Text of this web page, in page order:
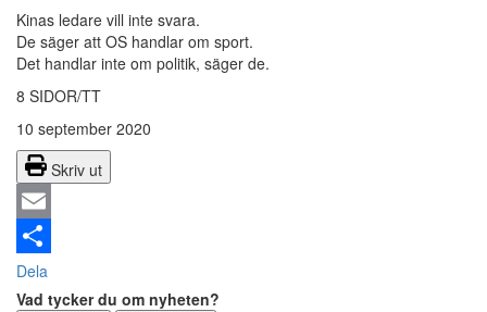
Kinas ledare vill inte svara.
De säger att OS handlar om sport.
Det handlar inte om politik, säger de.
8 SIDOR/TT
10 september 2020
Skriv ut
Email
Dela
Vad tycker du om nyheten?